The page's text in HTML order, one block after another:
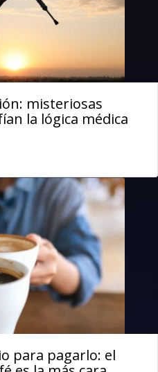
misteriosas
la lógica médica
para pagarlo: el